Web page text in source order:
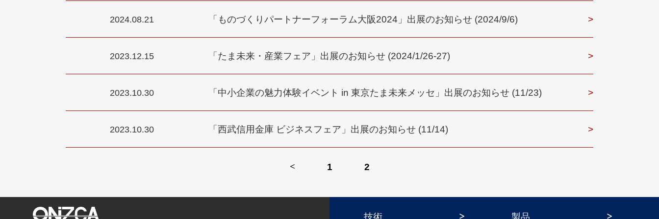
2024.08.21 「ものづくりパートナーフォーラム大阪2024」出展のお知らせ (2024/9/6) >
2023.12.15 「たま未来・産業フェア」出展のお知らせ (2024/1/26-27) >
2023.10.30 「中小企業の魅力体験イベント in 東京たま未来メッセ」出展のお知らせ (11/23) >
2023.10.30 「西武信用金庫 ビジネスフェア」出展のお知らせ (11/14) >
1 2
技術 製品